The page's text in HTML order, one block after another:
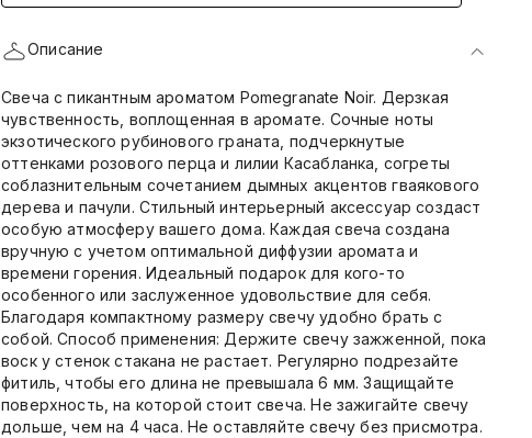
Описание
Свеча с пикантным ароматом Pomegranate Noir. Дерзкая
чувственность, воплощенная в аромате. Сочные ноты
экзотического рубинового граната, подчеркнутые
оттенками розового перца и лилии Касабланка, согреты
соблазнительным сочетанием дымных акцентов гваякового
дерева и пачули. Стильный интерьерный аксессуар создаст
особую атмосферу вашего дома. Каждая свеча создана
вручную с учетом оптимальной диффузии аромата и
времени горения. Идеальный подарок для кого-то
особенного или заслуженное удовольствие для себя.
Благодаря компактному размеру свечу удобно брать с
собой. Способ применения: Держите свечу зажженной, пока
воск у стенок стакана не растает. Регулярно подрезайте
фитиль, чтобы его длина не превышала 6 мм. Защищайте
поверхность, на которой стоит свеча. Не зажигайте свечу
дольше, чем на 4 часа. Не оставляйте свечу без присмотра.